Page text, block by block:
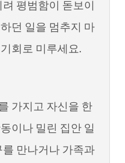
평범함이 돋보이
던 일을 멈추지 마
회로 미루세요.
가지고 자신을 한
이나 밀린 집안 일
만나거나 가족과